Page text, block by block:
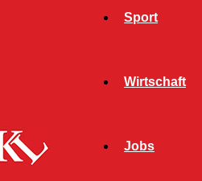
Sport
Wirtschaft
Jobs